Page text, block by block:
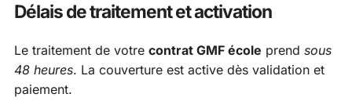
Délais de traitement et activation
Le traitement de votre contrat GMF école prend sous
48 heures. La couverture est active dès validation et
paiement.